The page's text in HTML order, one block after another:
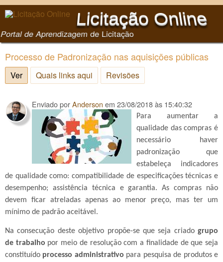
Pular para o conteúdo
principal
Licitação Online
Portal de Aprendizagem de Licitação
Processo de Padronização nas aquisições públicas
Ver(aba ativa)
Quais links aqui Revisões
Enviado porAnderson em 23/08/2018 às 15:40:32
Para aumentar a
qualidade das compras é
necessário haver
padronização que
estabeleça indicadores
de qualidade como: compatibilidade de especificações técnicas e
desempenho; assistência técnica e garantia. As compras não
devem ficar atreladas apenas ao menor preço, mas ter um
mínimo de padrão aceitável.
Na consecução deste objetivo propõe-se que seja criado grupo
de trabalho por meio de resolução com a finalidade de que seja
constituído processo administrativo para pesquisa de produtos e